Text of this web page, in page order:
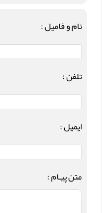
نام و فامیل :
تلفن :
ایمیل :
متن پیـام :